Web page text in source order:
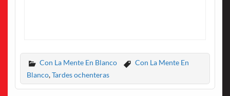
Con La Mente En Blanco
Con La Mente En
Blanco,Tardes ochenteras